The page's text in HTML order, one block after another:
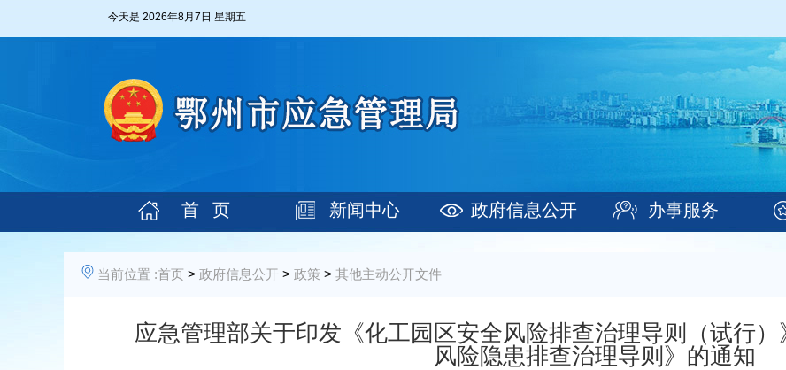
今天是 2026年8月7日 星期五
首 页 新闻中心 政府信息公开 办事服务
当前位置 :首页 > 政府信息公开 > 政策 > 其他主动公开文件
应急管理部关于印发《化工园区安全风险排查治理导则（试行
风险隐患排查治理导则》的通知